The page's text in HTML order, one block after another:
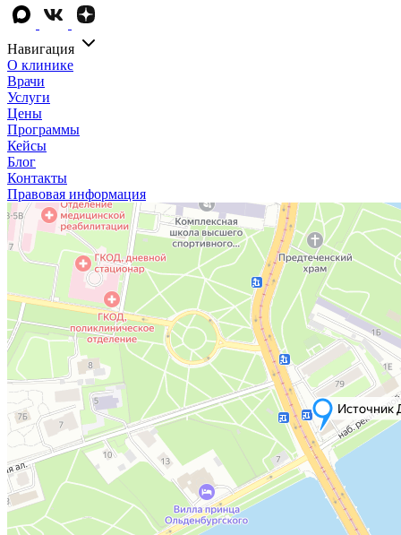
Навигация
О клинике
Врачи
Услуги
Цены
Программы
Кейсы
Блог
Контакты
Правовая информация